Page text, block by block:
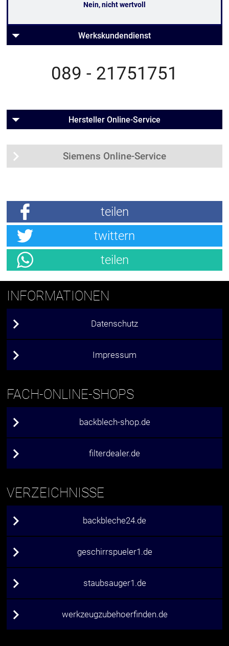
Nein, nicht wertvoll
Werkskundendienst
089 - 21751751
Hersteller Online-Service
Siemens Online-Service
teilen
twittern
teilen
INFORMATIONEN
Datenschutz
Impressum
FACH-ONLINE-SHOPS
backblech-shop.de
filterdealer.de
VERZEICHNISSE
backbleche24.de
geschirrspueler1.de
staubsauger1.de
werkzeugzubehoerfinden.de